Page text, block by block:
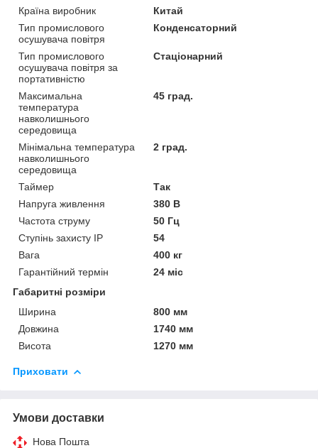
Країна виробник
Китай
Тип промислового
осушувача повітря
Конденсаторний
Тип промислового
осушувача повітря за
портативністю
Стаціонарний
Максимальна
температура
навколишнього
середовища
45 град.
Мінімальна температура
навколишнього
середовища
2 град.
Таймер
Так
Напруга живлення
380 В
Частота струму
50 Гц
Ступінь захисту IP
54
Вага
400 кг
Гарантійний термін
24 міс
Габаритні розміри
Ширина
800 мм
Довжина
1740 мм
Висота
1270 мм
Приховати
Умови доставки
Нова Пошта